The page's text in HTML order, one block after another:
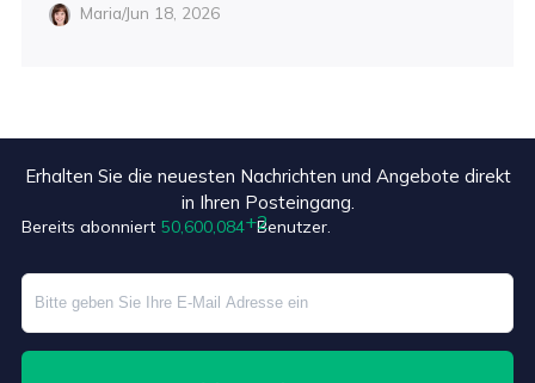
Maria/Jun 18, 2026
Erhalten Sie die neuesten Nachrichten und Angebote direkt
in Ihren Posteingang.
Bereits abonniert 50,600,086 Benutzer.